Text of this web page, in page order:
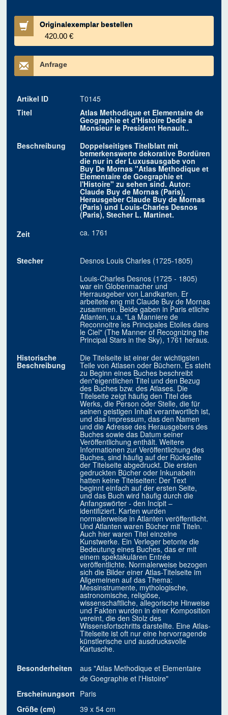
Originalexemplar bestellen
420.00 €
Anfrage
Artikel ID
T0145
Titel
Atlas Methodique et Elementaire de
Geographie et d'Histoire Dedie a
Monsieur le President Henault..
Beschreibung
Doppelseitiges Titelblatt mit
bemerkenswerte dekorative Bordüren
die nur in der Luxusausgabe von
Buy De Mornas "Atlas Methodique et
Elementaire de Goegraphie et
l'Histoire" zu sehen sind. Autor:
Claude Buy de Mornas (Paris),
Herausgeber Claude Buy de Mornas
(Paris) und Louis-Charles Desnos
(Paris), Stecher L. Martinet.
Zeit
ca. 1761
Stecher
Desnos Louis Charles (1725-1805)
Louis-Charles Desnos (1725 - 1805)
war ein Globenmacher und
Herrausgeber von Landkarten. Er
arbeitete eng mit Claude Buy de Mornas
zusammen. Beide gaben in Paris etliche
Atlanten, u.a. "La Manniere de
Reconnoitre les Principales Etoiles dans
le Ciel" (The Manner of Recognizing the
Principal Stars in the Sky), 1761 heraus.
Historische
Beschreibung
Die Titelseite ist einer der wichtigsten
Teile von Atlasen oder Büchern. Es steht
zu Beginn eines Buches beschreibt
den"eigentlichen Titel und den Bezug
des Buches bzw. des Atlases. Die
Titelseite zeigt häufig den Titel des
Werks, die Person oder Stelle, die für
seinen geistigen Inhalt verantwortlich ist,
und das Impressum, das den Namen
und die Adresse des Herausgebers des
Buches sowie das Datum seiner
Veröffentlichung enthält. Weitere
Informationen zur Veröffentlichung des
Buches, sind häufig auf der Rückseite
der Titelseite abgedruckt. Die ersten
gedruckten Bücher oder Inkunabeln
hatten keine Titelseiten: Der Text
beginnt einfach auf der ersten Seite,
und das Buch wird häufig durch die
Anfangswörter - den Incipit –
identifiziert. Karten wurden
normalerweise in Atlanten veröffentlicht.
Und Atlanten waren Bücher mit Titeln.
Auch hier waren Titel einzelne
Kunstwerke. Ein Verleger betonte die
Bedeutung eines Buches, das er mit
einem spektakulären Entrée
veröffentlichte. Normalerweise bezogen
sich die Bilder einer Atlas-Titelseite im
Allgemeinen auf das Thema:
Messinstrumente, mythologische,
astronomische, religiöse,
wissenschaftliche, allegorische Hinweise
und Fakten wurden in einer Komposition
vereint, die den Stolz des
Wissensfortschritts darstellte. Eine Atlas-
Titelseite ist oft nur eine hervorragende
künstlerische und ausdrucksvolle
Kartusche.
Besonderheiten
aus "Atlas Methodique et Elementaire
de Goegraphie et l'Histoire"
Erscheinungsort Paris
Größe (cm)
39 x 54 cm